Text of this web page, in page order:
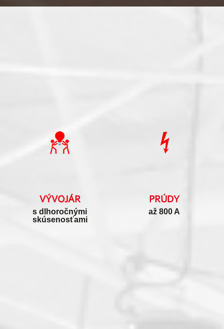
VÝVOJÁR
s dlhoročnými
skúsenosťami
PRÚDY
až 800 A